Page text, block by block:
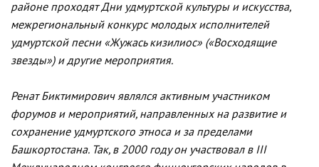
районе проходят Дни удмуртской культуры и искусства,
межрегиональный конкурс молодых исполнителей
удмуртской песни «Жужась кизилиос» («Восходящие
звезды») и другие мероприятия.
Ренат Биктимирович являлся активным участником
форумов и мероприятий, направленных на развитие и
сохранение удмуртского этноса и за пределами
Башкортостана. Так, в 2000 году он участвовал в III